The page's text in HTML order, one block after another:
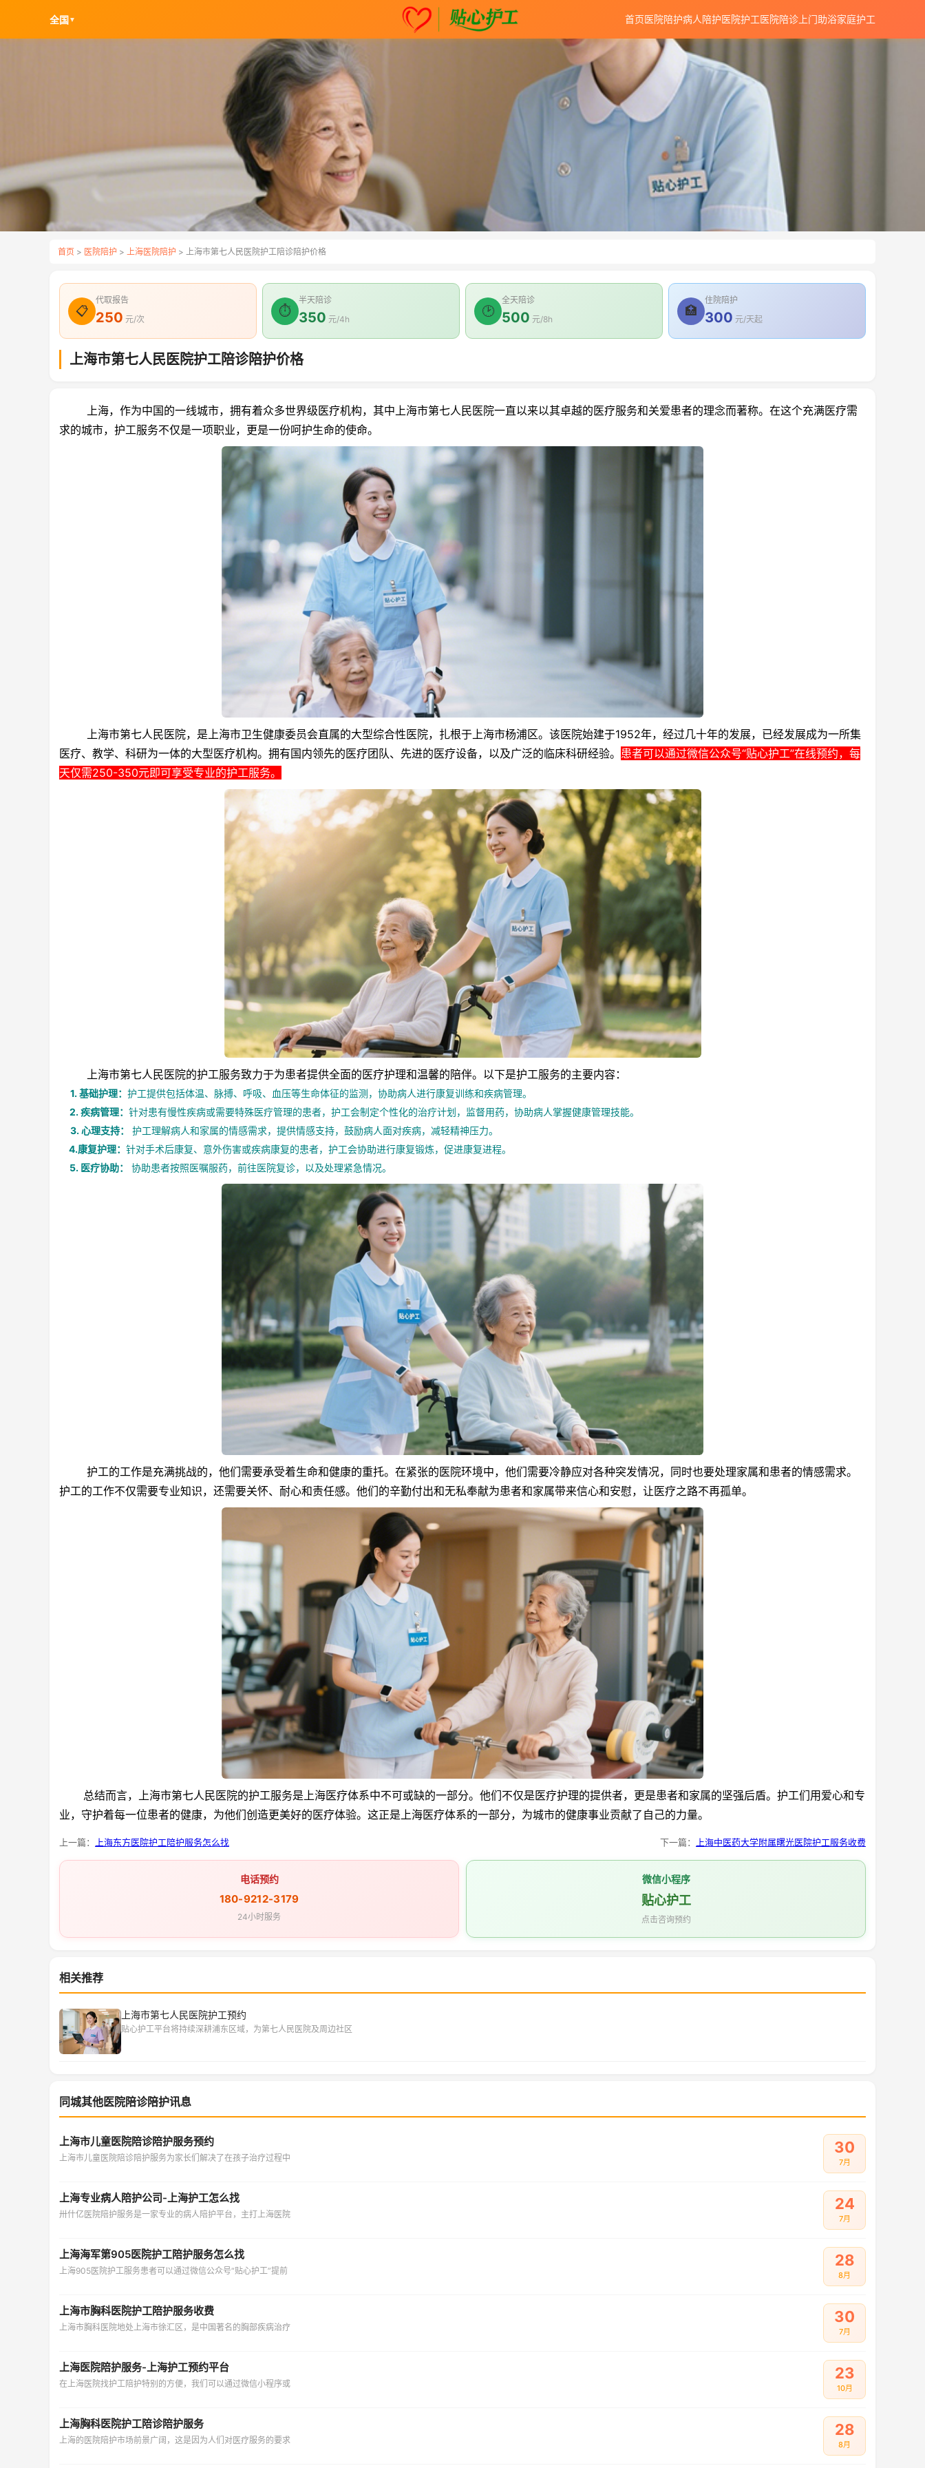
全国 ▼ 首页医院陪护病人陪护医院护工医院陪诊 上门助浴家庭护工
首页 > 医院陪护 > 上海医院陪护 > 上海市第七人民医院护工陪诊陪护价格
📋
代取报告
250 元/次
⏱
半天陪诊
350 元/4h
🕑
全天陪诊
500 元/8h
🏥
住院陪护
300 元/天起
上海市第七人民医院护工陪诊陪护价格
上海，作为中国的一线城市，拥有着众多世界级医疗机构，其中上海市第七人民医院一直以来以其卓越的医疗服务和关爱患者的理念而著称。在这个充满医疗需
求的城市，护工服务不仅是一项职业，更是一份呵护生命的使命。
上海市第七人民医院，是上海市卫生健康委员会直属的大型综合性医院，扎根于上海市杨浦区。该医院始建于1952年，经过几十年的发展，已经发展成为一所集
医疗、教学、科研为一体的大型医疗机构。拥有国内领先的医疗团队、先进的医疗设备，以及广泛的临床科研经验。 患者可以通过微信公众号“贴心护工”在线预约，每
天仅需250-350元即可享受专业的护工服务。
上海市第七人民医院的护工服务致力于为患者提供全面的医疗护理和温馨的陪伴。以下是护工服务的主要内容：
1. 基础护理： 护工提供包括体温、脉搏、呼吸、血压等生命体征的监测，协助病人进行康复训练和疾病管理。
2. 疾病管理： 针对患有慢性疾病或需要特殊医疗管理的患者，护工会制定个性化的治疗计划，监督用药，协助病人掌握健康管理技能。
3. 心理支持：
护工理解病人和家属的情感需求，提供情感支持，鼓励病人面对疾病，减轻精神压力。
4.康复护理： 针对手术后康复、意外伤害或疾病康复的患者，护工会协助进行康复锻炼，促进康复进程。
5. 医疗协助：
协助患者按照医嘱服药，前往医院复诊，以及处理紧急情况。
护工的工作是充满挑战的，他们需要承受着生命和健康的重托。在紧张的医院环境中，他们需要冷静应对各种突发情况，同时也要处理家属和患者的情感需求。
护工的工作不仅需要专业知识，还需要关怀、耐心和责任感。他们的辛勤付出和无私奉献为患者和家属带来信心和安慰，让医疗之路不再孤单。
总结而言，上海市第七人民医院的护工服务是上海医疗体系中不可或缺的一部分。他们不仅是医疗护理的提供者，更是患者和家属的坚强后盾。护工们用爱心和专
业，守护着每一位患者的健康，为他们创造更美好的医疗体验。这正是上海医疗体系的一部分，为城市的健康事业贡献了自己的力量。
上一篇： 上海东方医院护工陪护服务怎么找 下一篇： 上海中医药大学附属曙光医院护工服务收费
电话预约
180-9212-3179
24小时服务
微信小程序
贴心护工
点击咨询预约
相关推荐
上海市第七人民医院护工预约
贴心护工平台将持续深耕浦东区域，为第七人民医院及周边社区
同城其他医院陪诊陪护讯息
上海市儿童医院陪诊陪护服务预约
上海市儿童医院陪诊陪护服务为家长们解决了在孩子治疗过程中
30
7月
上海专业病人陪护公司-上海护工怎么找
卅什亿医院陪护服务是一家专业的病人陪护平台，主打上海医院
24
7月
上海海军第905医院护工陪护服务怎么找
上海905医院护工服务患者可以通过微信公众号“贴心护工”提前
28
8月
上海市胸科医院护工陪护服务收费
上海市胸科医院地处上海市徐汇区，是中国著名的胸部疾病治疗
30
7月
上海医院陪护服务-上海护工预约平台
在上海医院找护工陪护特别的方便，我们可以通过微信小程序或
23
10月
上海胸科医院护工陪诊陪护服务
上海的医院陪护市场前景广阔，这是因为人们对医疗服务的要求
28
8月